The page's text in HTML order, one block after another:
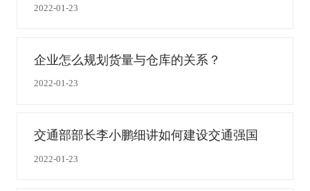
2022-01-23
企业怎么规划货量与仓库的关系？
2022-01-23
交通部部长李小鹏细讲如何建设交通强国
2022-01-23